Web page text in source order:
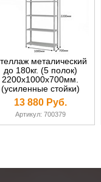
металический
до 180кг. (5 полок)
2200х1000х700мм.
(усиленные стойки)
13 880 Руб.
Артикул: 700379